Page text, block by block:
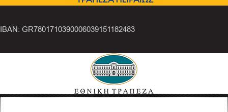
IBAN: GR7801710390006039151182483